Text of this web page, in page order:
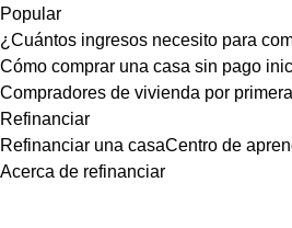
Popular
¿Cuántos ingresos necesito para
Cómo comprar una casa sin pago
Compradores de vivienda por
Refinanciar
Refinanciar una casaCentro de
Acerca de refinanciar